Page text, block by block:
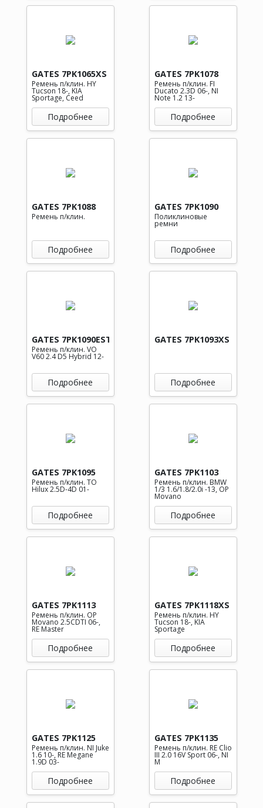
GATES 7PK1065XS
Ремень п/клин. HY
Tucson 18-, KIA
Sportage, Ceed
Подробнее
GATES 7PK1078
Ремень п/клин. FI
Ducato 2.3D 06-, NI
Note 1.2 13-
Подробнее
GATES 7PK1088
Ремень п/клин.
Подробнее
GATES 7PK1090
Поликлиновые
ремни
Подробнее
GATES 7PK1090EST
Ремень п/клин. VO
V60 2.4 D5 Hybrid 12-
Подробнее
GATES 7PK1093XS
Подробнее
GATES 7PK1095
Ремень п/клин. TO
Hilux 2.5D-4D 01-
Подробнее
GATES 7PK1103
Ремень п/клин. BMW
1/3 1.6/1.8/2.0i -13, OP
Movano
Подробнее
GATES 7PK1113
Ремень п/клин. OP
Movano 2.5CDTI 06-,
RE Master
Подробнее
GATES 7PK1118XS
Ремень п/клин. HY
Tucson 18-, KIA
Sportage
Подробнее
GATES 7PK1125
Ремень п/клин. NI Juke
1.6 10-, RE Megane
1.9D 03-
Подробнее
GATES 7PK1135
Ремень п/клин. RE Clio
III 2.0 16V Sport 06-, NI
M
Подробнее